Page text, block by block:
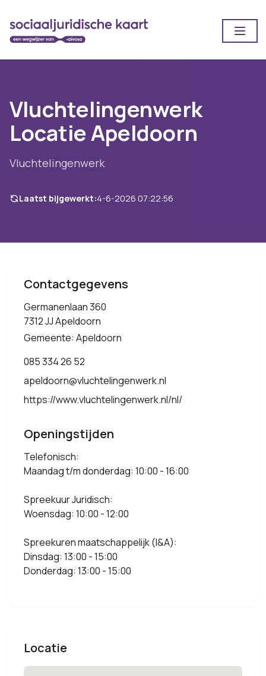
Vluchtelingenwerk
Locatie Apeldoorn
Vluchtelingenwerk
Laatst bijgewerkt:4-6-2026 07:22:56
Contactgegevens
Germanenlaan 360
7312 JJ Apeldoorn
Gemeente: Apeldoorn
085 334 26 52
apeldoorn@vluchtelingenwerk.nl
https://www.vluchtelingenwerk.nl/nl/
Openingstijden
Telefonisch:
Maandag t/m donderdag: 10:00 - 16:00
Spreekuur Juridisch:
Woensdag: 10:00 - 12:00
Spreekuren maatschappelijk (I&A):
Dinsdag: 13:00 - 15:00
Donderdag: 13:00 - 15:00
Locatie